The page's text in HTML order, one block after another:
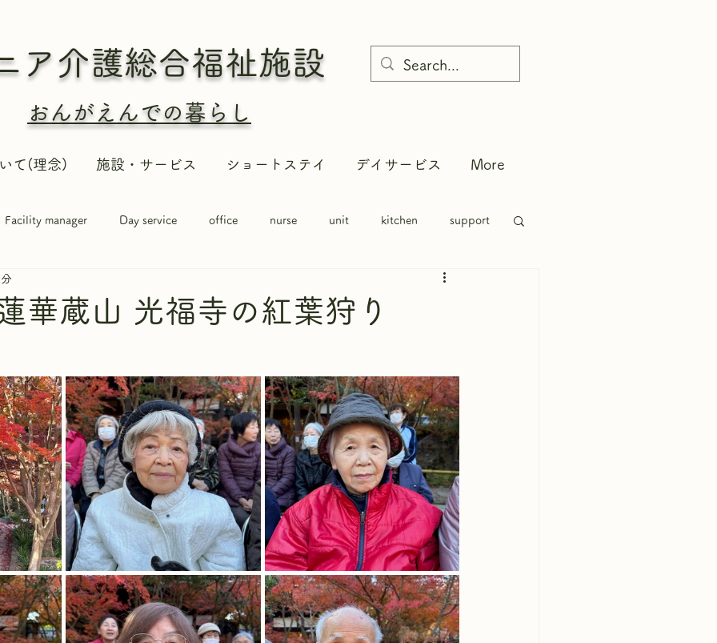
ア介護総合福祉施設
おんがえんでの暮らし
て(理念) 施設・サービス ショートステイ デイサービス More
Facility manager Day service office nurse unit kitchen support
蔵山 光福寺の紅葉狩り